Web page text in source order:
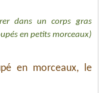
dans un corps gras
en petits morceaux)
en morceaux, le